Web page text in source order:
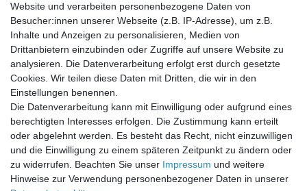
Newsletter-Anmeldung
FAQ / Fragen
Mein Warenkorb
Mein Merkzettel
Mein Konto
UNSER LADENGESCHÄFT
Gottlieb-Daimler-Str. 10
33334 Gütersloh
ÖFFNUNGSZEITEN
Montag - Dienstag: 8.00 - 18.00 Uhr, Mittwoch Ruhetag,
Website und verarbeiten personenbezogene Daten von
Besucher:innen unserer Webseite (z.B. IP-Adresse), um z.B.
Inhalte und Anzeigen zu personalisieren, Medien von
Drittanbietern einzubinden oder Zugriffe auf unsere Website zu
analysieren. Die Datenverarbeitung erfolgt erst durch gesetzte
Cookies. Wir teilen diese Daten mit Dritten, die wir in den
Einstellungen benennen.
Die Datenverarbeitung kann mit Einwilligung oder aufgrund eines
berechtigten Interesses erfolgen. Die Zustimmung kann erteilt
oder abgelehnt werden. Es besteht das Recht, nicht einzuwilligen
und die Einwilligung zu einem späteren Zeitpunkt zu ändern oder
zu widerrufen. Beachten Sie unser Impressum und weitere
Hinweise zur Verwendung personenbezogener Daten in unserer